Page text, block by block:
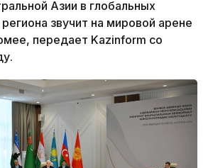
Азии в глобальных
звучит на мировой арене
передает Kazinform со